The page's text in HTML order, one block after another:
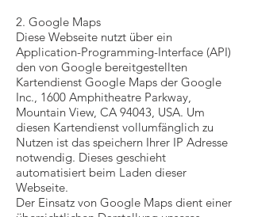
2. Google Maps
Diese Webseite nutzt über ein
Application-Programming-Interface (API)
den von Google bereitgestellten
Kartendienst Google Maps der Google
Inc., 1600 Amphitheatre Parkway,
Mountain View, CA 94043, USA. Um
diesen Kartendienst vollumfänglich zu
Nutzen ist das speichern Ihrer IP Adresse
notwendig. Dieses geschieht
automatisiert beim Laden dieser
Webseite.
Der Einsatz von Google Maps dient einer